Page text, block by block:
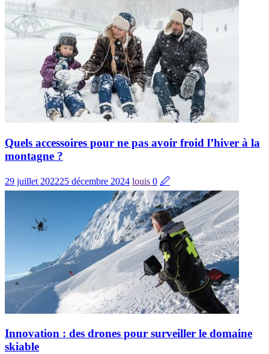
Quels accessoires pour ne pas avoir froid l’hiver à la
montagne ?
29 juillet 202225 décembre 2024 louis 0 🖉
Innovation : des drones pour surveiller le domaine
skiable